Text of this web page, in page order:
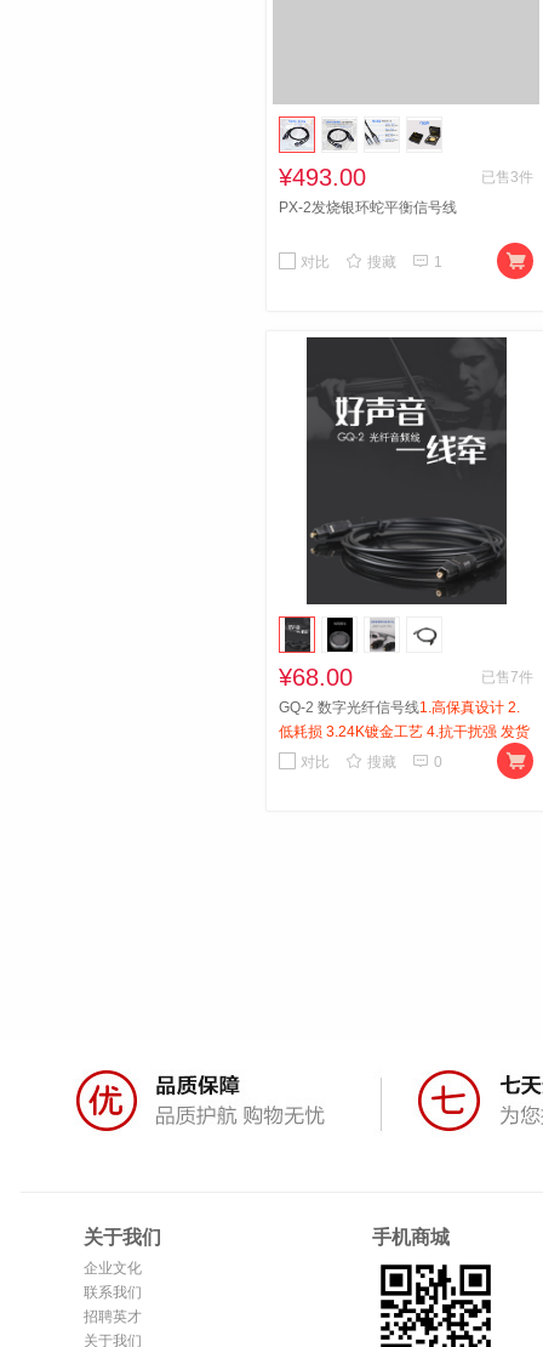
¥493.00
已售3件
PX-2发烧银环蛇平衡信号线
对比  搜藏  1 
¥68.00
已售7件
GQ-2 数字光纤信号线1.高保真设计 2.
低耗损 3.24K镀金工艺 4.抗干扰强 发货
地：广东 广州
对比  搜藏  0 
关于我们
企业文化
联系我们
招聘英才
关于我们
手机商城